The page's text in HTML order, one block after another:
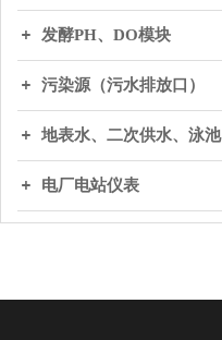
发酵PH、DO模块
污染源（污水排放口）
地表水、二次供水、泳池
电厂电站仪表